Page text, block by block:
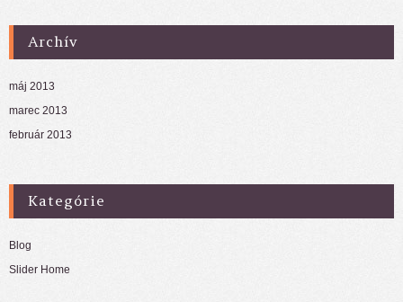
Archív
máj 2013
marec 2013
február 2013
Kategórie
Blog
Slider Home